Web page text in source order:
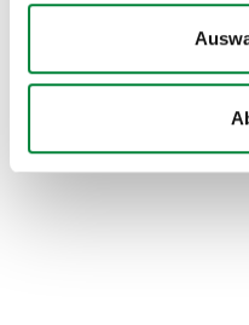
eignet sich besonders
Teamerlebnis, weil die
Verbindung schaffen